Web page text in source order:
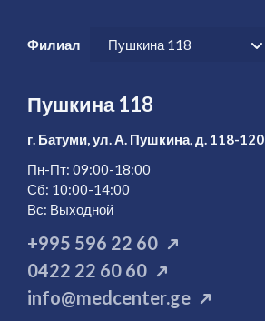
Филиал Пушкина 118
Пушкина 118
г. Батуми, ул. А. Пушкина, д. 118-120
Пн-Пт: 09:00-18:00
Сб: 10:00-14:00
Вс: Выходной
+995 596 22 60
0422 22 60 60
info@medcenter.ge